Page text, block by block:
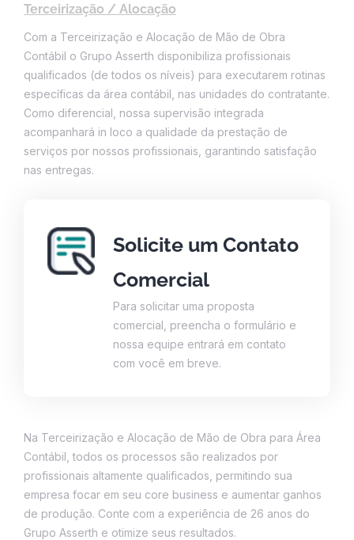
Terceirização / Alocação
Com a Terceirização e Alocação de Mão de Obra
Contábil o Grupo Asserth disponibiliza profissionais
qualificados (de todos os níveis) para executarem rotinas
específicas da área contábil, nas unidades do contratante.
Como diferencial, nossa supervisão integrada
acompanhará in loco a qualidade da prestação de
serviços por nossos profissionais, garantindo satisfação
nas entregas.
Solicite um Contato
Comercial
Para solicitar uma proposta
comercial, preencha o formulário e
nossa equipe entrará em contato
com você em breve.
Na Terceirização e Alocação de Mão de Obra para Área
Contábil, todos os processos são realizados por
profissionais altamente qualificados, permitindo sua
empresa focar em seu core business e aumentar ganhos
de produção. Conte com a experiência de 26 anos do
Grupo Asserth e otimize seus resultados.